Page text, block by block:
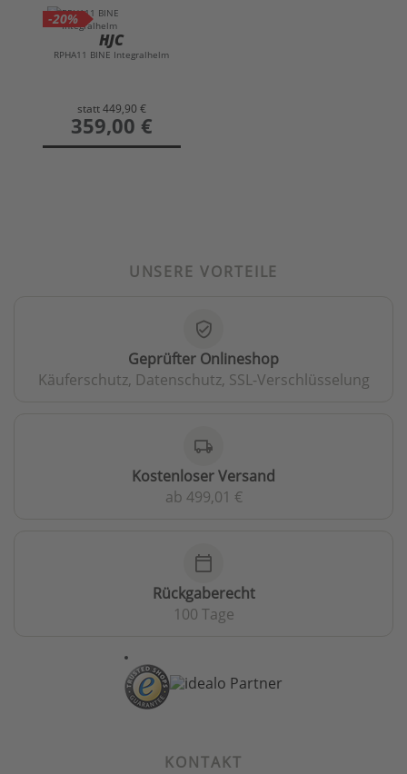
-20%
HJC
RPHA11 BINE Integralhelm
statt 449,90 €
preis
359,00 €
UNSERE VORTEILE
verified_user
Geprüfter Onlineshop
Käuferschutz, Datenschutz, SSL-Verschlüsselung
local_shipping
Kostenloser Versand
ab 499,01 €
calendar_today
Rückgaberecht
100 Tage
KONTAKT